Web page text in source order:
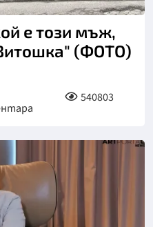
е този мъж,
(ФОТО)
540803